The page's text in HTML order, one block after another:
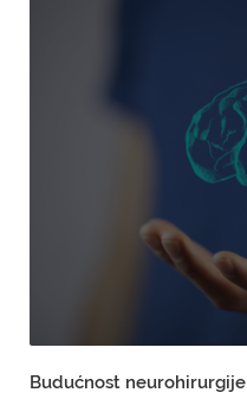
Budućnost neurohirurgije